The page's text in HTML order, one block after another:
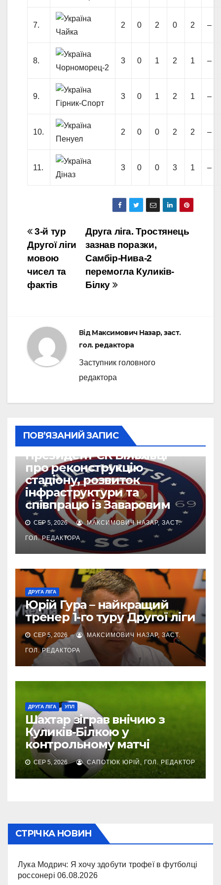
7.
Чайка
2 0 2 0 2 –
8.
Чорноморец-2
3 0 1 2 1 –
9.
Гірник-Спорт
3 0 1 2 1 –
10.
Пенуел
2 0 0 2 2 –
11.
Діназ
3 0 0 3 1 –
Навігація
записів
Друга ліга. Тростянець
зазнав поразки,
Самбір-Нива-2
перемогла Куликів-
Білку
3-й тур
Другої ліги
мовою
чисел та
фактів
ВідМаксимович Назар, заст.
гол. редактора
Заступник головного
редактора
ПОВ’ЯЗАНИЙ ЗАПИС
Президент СК Вільхівці –
про реконструкцію
стадіону, розвиток
інфраструктури та
співпрацю із Заваровим
СЕР 5, 2026 МАКСИМОВИЧ НАЗАР, ЗАСТ.
ГОЛ. РЕДАКТОРА
ДРУГА ЛІГА
Юрій Гура – найкращий
тренер 1-го туру Другої ліги
СЕР 5, 2026 МАКСИМОВИЧ НАЗАР, ЗАСТ.
ГОЛ. РЕДАКТОРА
ДРУГА ЛІГА УПЛ
Шахтар зіграв внічию з
Куликів-Білкою у
контрольному матчі
СЕР 5, 2026 САПОТЮК ЮРІЙ, ГОЛ. РЕДАКТОР
СТРІЧКА НОВИН
Лука Модрич: Я хочу здобути трофеї в футболці
россонері 06.08.2026